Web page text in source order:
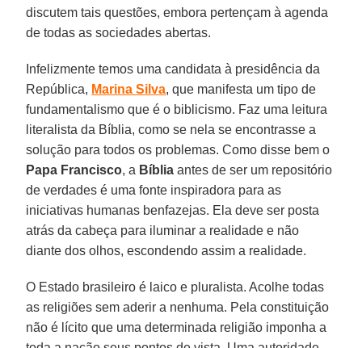
discutem tais questões, embora pertençam à agenda
de todas as sociedades abertas.
Infelizmente temos uma candidata à presidência da
República, Marina Silva, que manifesta um tipo de
fundamentalismo que é o biblicismo. Faz uma leitura
literalista da Bíblia, como se nela se encontrasse a
solução para todos os problemas. Como disse bem o
Papa Francisco, a Bíblia antes de ser um repositório
de verdades é uma fonte inspiradora para as
iniciativas humanas benfazejas. Ela deve ser posta
atrás da cabeça para iluminar a realidade e não
diante dos olhos, escondendo assim a realidade.
O Estado brasileiro é laico e pluralista. Acolhe todas
as religiões sem aderir a nenhuma. Pela constituição
não é lícito que uma determinada religião imponha a